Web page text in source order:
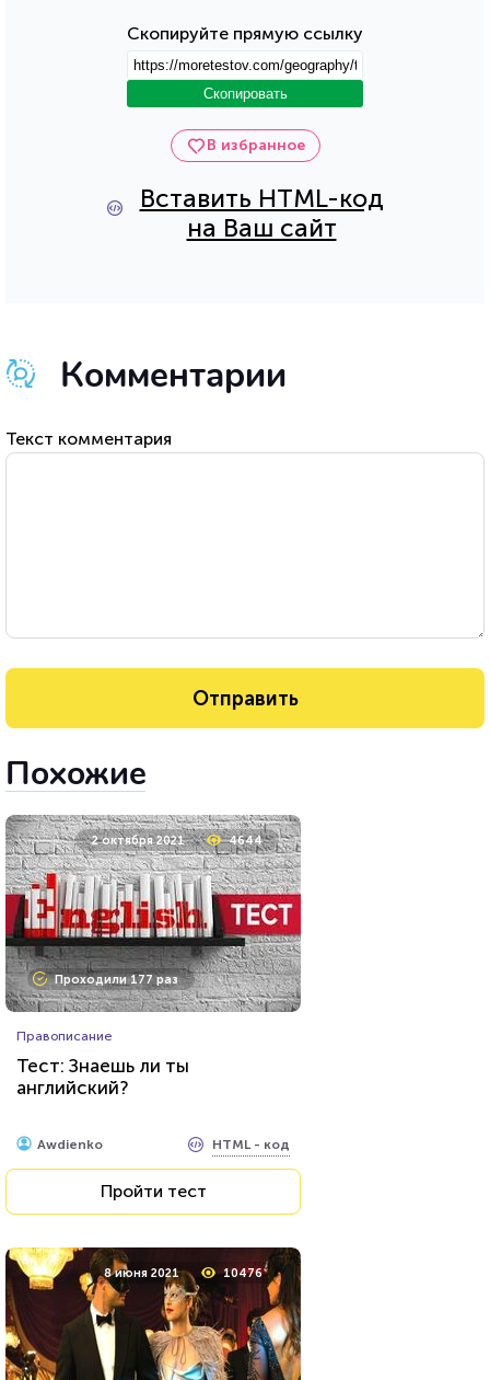
В избранное
Вставить HTML-код
на Ваш сайт
Скопируйте прямую ссылку
Скопировать
Комментарии
Текст комментария
Похожие
2 октября 2021 4644
Проходили 177 раз
Правописание
Тест: Знаешь ли ты
английский?
Awdienko HTML - код
Пройти тест
8 июня 2021 10476